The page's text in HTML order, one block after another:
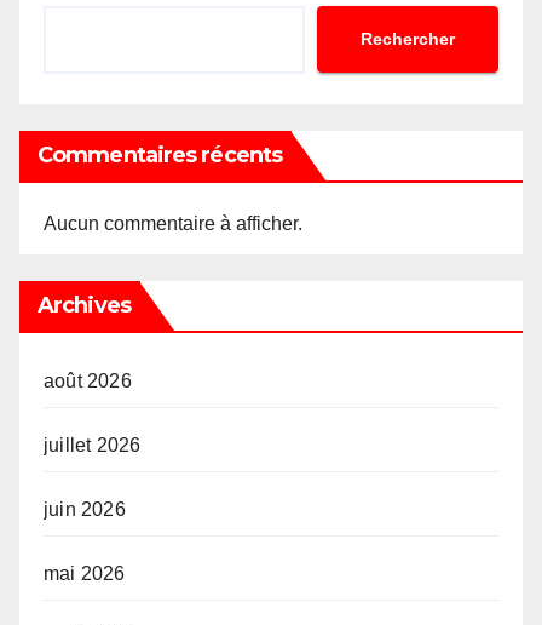
Rechercher
Commentaires récents
Aucun commentaire à afficher.
Archives
août 2026
juillet 2026
juin 2026
mai 2026